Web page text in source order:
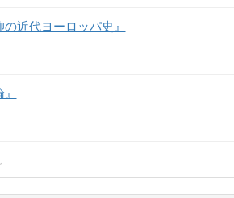
近代ヨーロッパ史』